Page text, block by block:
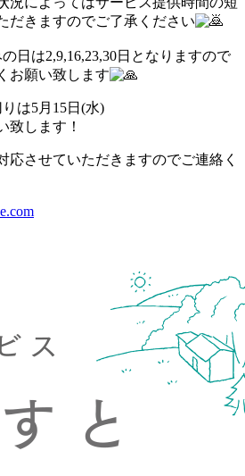
だきますのでご了承ください
日は2,9,16,23,30日となりますので
お願い致します
は5月15日(水)
致します！
応させていただきますのでご連絡く